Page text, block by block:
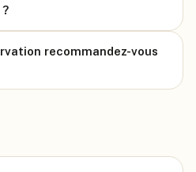
recommandez-vous